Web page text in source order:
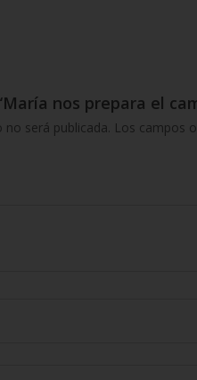
nos prepara el
será publicada. Los campos